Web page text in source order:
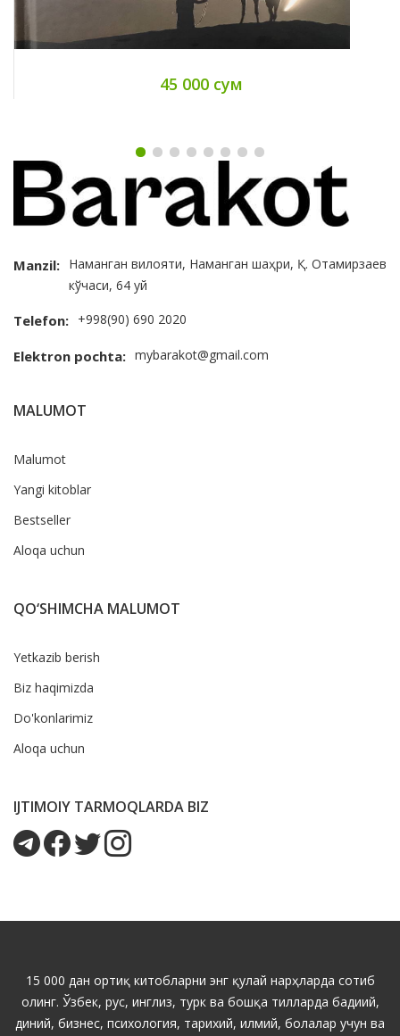
45 000 сум
Manzil: Наманган вилояти, Наманган шаҳри, Қ. Отамирзаев
кўчаси, 64 уй
Telefon: +998(90) 690 2020
Elektron pochta: mybarakot@gmail.com
MALUMOT
Malumot
Yangi kitoblar
Bestseller
Aloqa uchun
QO‘SHIMCHA MALUMOT
Yetkazib berish
Biz haqimizda
Do'konlarimiz
Aloqa uchun
IJTIMOIY TARMOQLARDA BIZ
15 000 дан ортиқ китобларни энг қулай нарҳларда сотиб
олинг. Ўзбек, рус, инглиз, турк ва бошқа тилларда бадиий,
диний, бизнес, психология, тарихий, илмий, болалар учун ва